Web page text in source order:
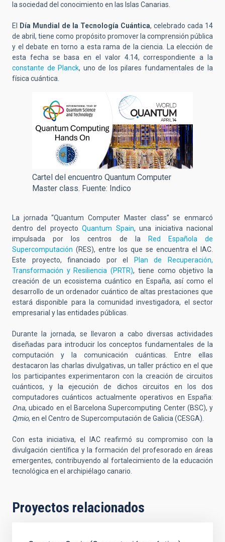
la sociedad del conocimiento en las Islas Canarias.
El Día Mundial de la Tecnología Cuántica, celebrado cada 14
de abril, tiene como propósito promover la comprensión pública
y el debate en torno a esta rama de la ciencia. La elección de
esta fecha se basa en el valor 4.14, correspondiente a la
constante de Planck, uno de los pilares fundamentales de la
física cuántica.
Cartel del encuentro Quantum Computer
Master class. Fuente: Indico
La jornada “Quantum Computer Master class” se enmarcó
dentro del proyectoQuantum Spain, una iniciativa nacional
impulsada por los centros de la
Red Española de
Supercomputación (RES), entre los que se encuentra el IAC.
Este proyecto, financiado por el
Plan de Recuperación,
Transformación y Resiliencia (PRTR), tiene como objetivo la
creación de un ecosistema cuántico en España, así como el
desarrollo de un ordenador cuántico de altas prestaciones que
estará disponible para la comunidad investigadora, el sector
empresarial y las entidades públicas.
Durante la jornada, se llevaron a cabo diversas actividades
diseñadas para introducir los conceptos fundamentales de la
computación y la comunicación cuánticas. Entre ellas
destacaron las charlas divulgativas, un taller práctico en el que
los participantes experimentaron con la creación de circuitos
cuánticos, y la ejecución de dichos circuitos en los dos
computadores cuánticos actualmente operativos en España:
Ona, ubicado en el Barcelona Supercomputing Center (BSC), y
Qmio, en el Centro de Supercomputación de Galicia (CESGA).
Con esta iniciativa, el IAC reafirmó su compromiso con la
divulgación científica y la formación del profesorado en áreas
emergentes, contribuyendo al fortalecimiento de la educación
tecnológica en el archipiélago canario.
Proyectos relacionados